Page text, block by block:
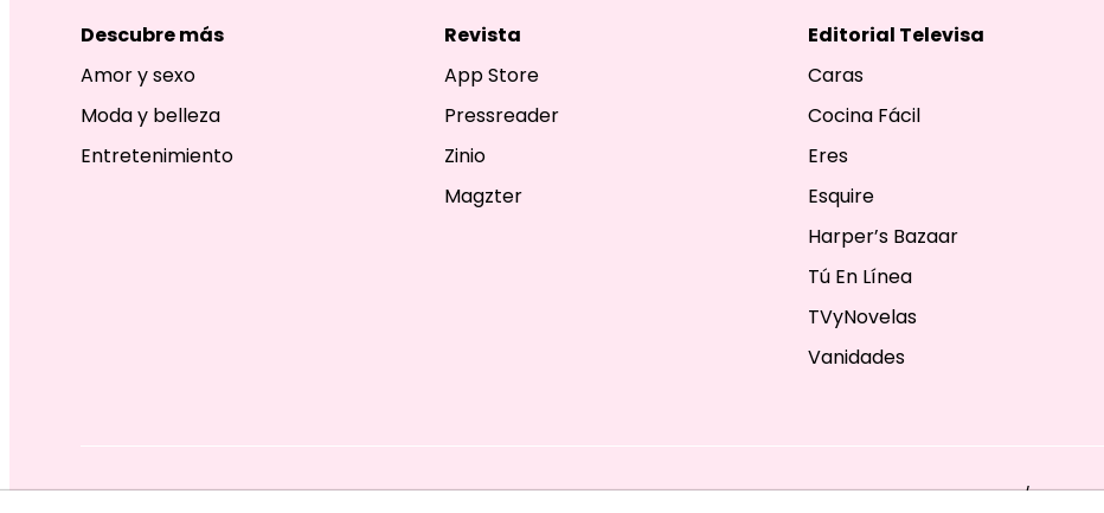
Descubre más
Amor y sexo
Moda y belleza
Entretenimiento
Revista
App Store
Pressreader
Zinio
Magzter
Editorial Televisa
Caras
Cocina Fácil
Eres
Esquire
Harper’s Bazaar
Tú En Línea
TVyNovelas
Vanidades
EDITORIAL TELEVISA S.A. DE C.V. TODOS LOS DERECHOS RESERVADOS. TBG - EDITORIAL TELEVISA - LIFESTYLES - BEAUTY / FASHION